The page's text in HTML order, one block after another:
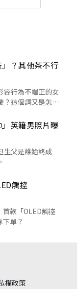
」？其他茶不行
容行為不端正的女
？這個詞又是怎麼
英籍男照片曝
生父是誰始終成
觸控
款「OLED觸控
單？
權政策